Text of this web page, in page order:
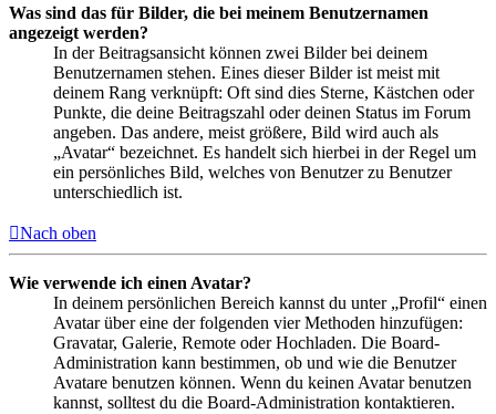
Was sind das für Bilder, die bei meinem Benutzernamen
angezeigt werden?
In der Beitragsansicht können zwei Bilder bei deinem
Benutzernamen stehen. Eines dieser Bilder ist meist mit
deinem Rang verknüpft: Oft sind dies Sterne, Kästchen oder
Punkte, die deine Beitragszahl oder deinen Status im Forum
angeben. Das andere, meist größere, Bild wird auch als
„Avatar“ bezeichnet. Es handelt sich hierbei in der Regel um
ein persönliches Bild, welches von Benutzer zu Benutzer
unterschiedlich ist.
Nach oben
Wie verwende ich einen Avatar?
In deinem persönlichen Bereich kannst du unter „Profil“ einen
Avatar über eine der folgenden vier Methoden hinzufügen:
Gravatar, Galerie, Remote oder Hochladen. Die Board-
Administration kann bestimmen, ob und wie die Benutzer
Avatare benutzen können. Wenn du keinen Avatar benutzen
kannst, solltest du die Board-Administration kontaktieren.